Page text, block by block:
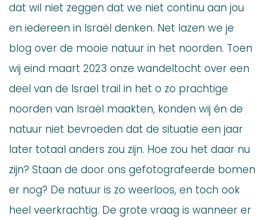
dat wil niet zeggen dat we niet continu aan jou
en iedereen in Israël denken. Net lazen we je
blog over de mooie natuur in het noorden. Toen
wij eind maart 2023 onze wandeltocht over een
deel van de Israel trail in het o zo prachtige
noorden van Israël maakten, konden wij én de
natuur niet bevroeden dat de situatie een jaar
later totaal anders zou zijn. Hoe zou het daar nu
zijn? Staan de door ons gefotografeerde bomen
er nog? De natuur is zo weerloos, en toch ook
heel veerkrachtig. De grote vraag is wanneer er